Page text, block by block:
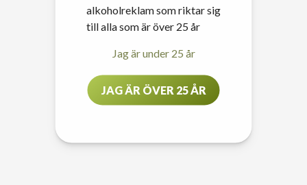
alkoholreklam som riktar sig
till alla som är över 25 år
Jag är under 25 år
JAG ÄR ÖVER 25 ÅR